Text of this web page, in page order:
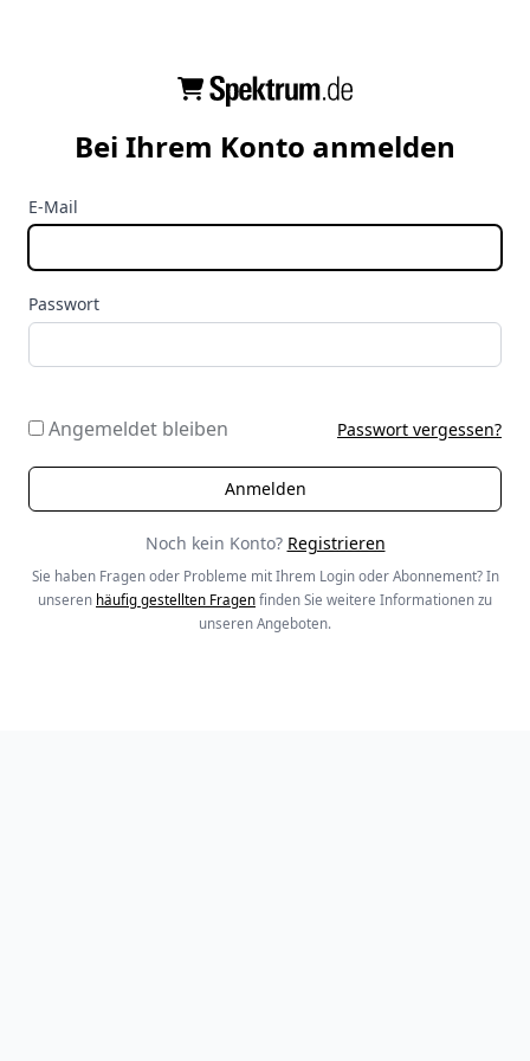
Bei Ihrem Konto anmelden
E-Mail
Passwort
Angemeldet bleiben Passwort vergessen?
Noch kein Konto? Registrieren
Sie haben Fragen oder Probleme mit Ihrem Login oder Abonnement? In
unseren häufig gestellten Fragen finden Sie weitere Informationen zu
unseren Angeboten.